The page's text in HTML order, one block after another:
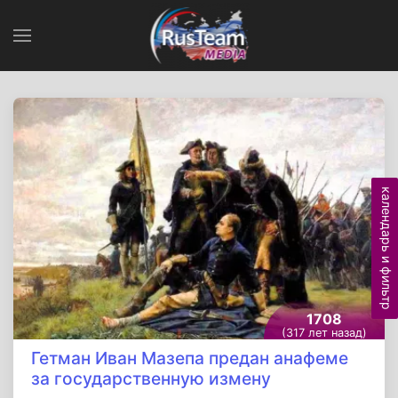
1708
(317 лет назад)
Гетман Иван Мазепа предан анафеме
за государственную измену
календарь и фильтр